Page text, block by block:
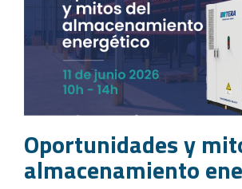
Oportunidades y
almacenamiento